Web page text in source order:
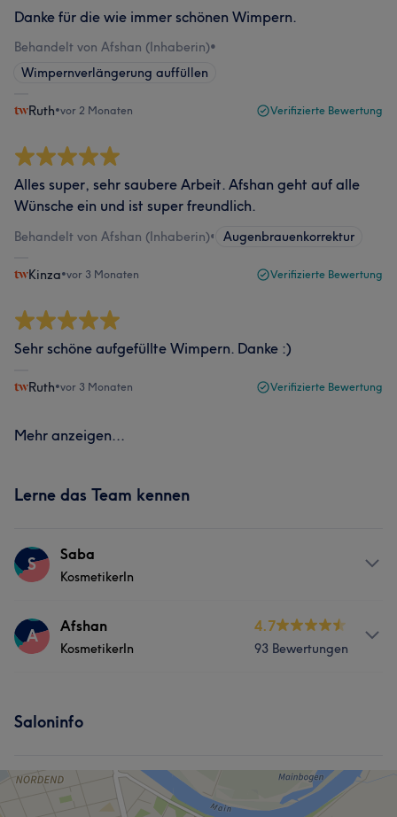
Danke für die wie immer schönen Wimpern.
Behandelt von Afshan (Inhaberin)•
Wimpernverlängerung auffüllen
Ruth•vor 2 Monaten Verifizierte Bewertung
Alles super, sehr saubere Arbeit. Afshan geht auf alle
Wünsche ein und ist super freundlich.
Behandelt von Afshan (Inhaberin)• Augenbrauenkorrektur
Kinza•vor 3 Monaten Verifizierte Bewertung
Sehr schöne aufgefüllte Wimpern. Danke :)
Ruth•vor 3 Monaten Verifizierte Bewertung
Mehr anzeigen...
Lerne das Team kennen
S Saba
KosmetikerIn
Services
A Afshan
KosmetikerIn
4.7
93 Bewertungen
Was unsere Kunden über Afshan sagen
Saloninfo